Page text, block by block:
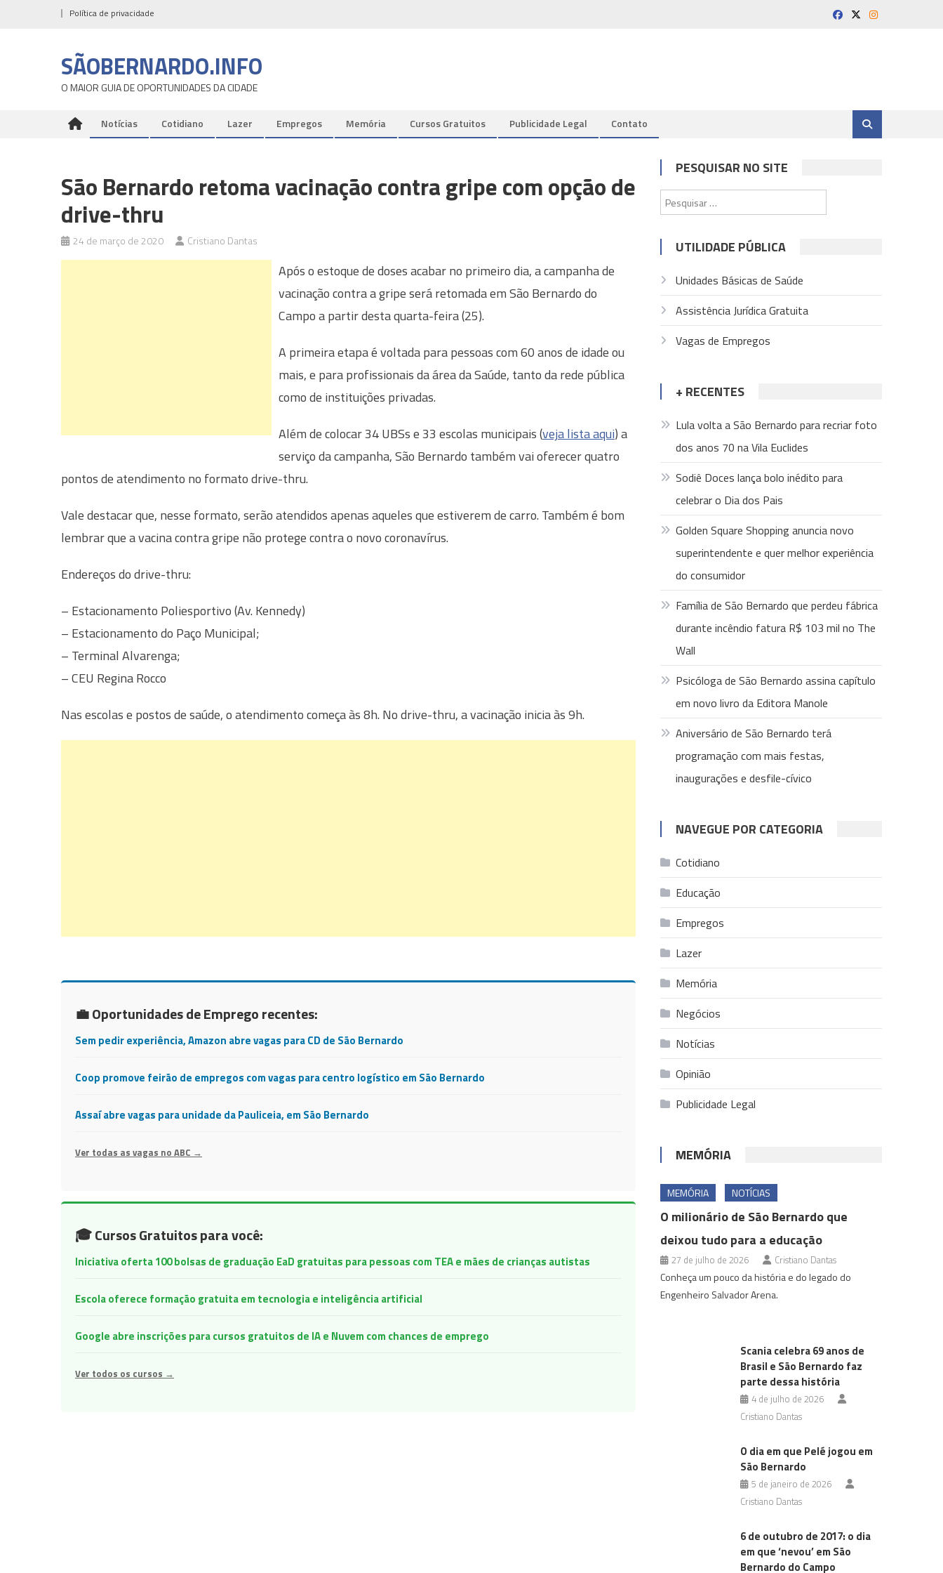
Política de privacidade
SÃOBERNARDO.INFO
O MAIOR GUIA DE OPORTUNIDADES DA CIDADE
Notícias Cotidiano Lazer Empregos Memória Cursos Gratuitos Publicidade Legal Contato
São Bernardo retoma vacinação contra gripe com opção de
drive-thru
24 de março de 2020 Cristiano Dantas
Após o estoque de doses acabar no primeiro dia, a campanha de
vacinação contra a gripe será retomada em São Bernardo do
Campo a partir desta quarta-feira (25).
A primeira etapa é voltada para pessoas com 60 anos de idade ou
mais, e para profissionais da área da Saúde, tanto da rede pública
como de instituições privadas.
Além de colocar 34 UBSs e 33 escolas municipais (veja lista aqui) a
serviço da campanha, São Bernardo também vai oferecer quatro
pontos de atendimento no formato drive-thru.
Vale destacar que, nesse formato, serão atendidos apenas aqueles que estiverem de carro. Também é bom
lembrar que a vacina contra gripe não protege contra o novo coronavírus.
Endereços do drive-thru:
– Estacionamento Poliesportivo (Av. Kennedy)
– Estacionamento do Paço Municipal;
– Terminal Alvarenga;
– CEU Regina Rocco
Nas escolas e postos de saúde, o atendimento começa às 8h. No drive-thru, a vacinação inicia às 9h.
💼 Oportunidades de Emprego recentes:
Sem pedir experiência, Amazon abre vagas para CD de São Bernardo
Coop promove feirão de empregos com vagas para centro logístico em São Bernardo
Assaí abre vagas para unidade da Pauliceia, em São Bernardo
Ver todas as vagas no ABC →
🎓 Cursos Gratuitos para você:
Iniciativa oferta 100 bolsas de graduação EaD gratuitas para pessoas com TEA e mães de crianças autistas
Escola oferece formação gratuita em tecnologia e inteligência artificial
Google abre inscrições para cursos gratuitos de IA e Nuvem com chances de emprego
Ver todos os cursos →
PESQUISAR NO SITE
por:
UTILIDADE PÚBLICA
Unidades Básicas de Saúde
Assistência Jurídica Gratuita
Vagas de Empregos
+ RECENTES
Lula volta a São Bernardo para recriar foto
dos anos 70 na Vila Euclides
Sodiê Doces lança bolo inédito para
celebrar o Dia dos Pais
Golden Square Shopping anuncia novo
superintendente e quer melhor experiência
do consumidor
Família de São Bernardo que perdeu fábrica
durante incêndio fatura R$ 103 mil no The
Wall
Psicóloga de São Bernardo assina capítulo
em novo livro da Editora Manole
Aniversário de São Bernardo terá
programação com mais festas,
inaugurações e desfile-cívico
NAVEGUE POR CATEGORIA
Cotidiano
Educação
Empregos
Lazer
Memória
Negócios
Notícias
Opinião
Publicidade Legal
MEMÓRIA
MEMÓRIA NOTÍCIAS
O milionário de São Bernardo que
deixou tudo para a educação
27 de julho de 2026 Cristiano Dantas
Conheça um pouco da história e do legado do
Engenheiro Salvador Arena.
Scania celebra 69 anos de
Brasil e São Bernardo faz
parte dessa história
4 de julho de 2026
Cristiano Dantas
O dia em que Pelé jogou em
São Bernardo
5 de janeiro de 2026
Cristiano Dantas
6 de outubro de 2017: o dia
em que ‘nevou’ em São
Bernardo do Campo